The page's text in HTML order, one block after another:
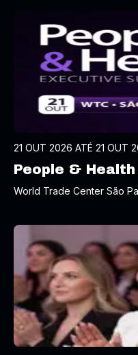
21 OUT 2026 ATÉ 21 OUT
People &
World Trade Center São